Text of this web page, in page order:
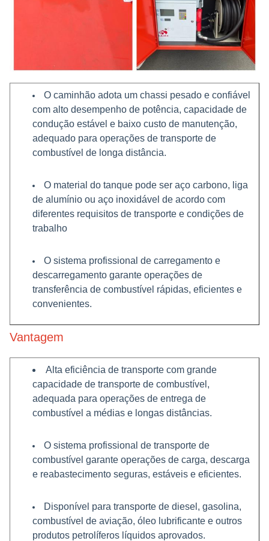
O caminhão adota um chassi pesado e confiável
com alto desempenho de potência, capacidade de
condução estável e baixo custo de manutenção,
adequado para operações de transporte de
combustível de longa distância.
O material do tanque pode ser aço carbono, liga
de alumínio ou aço inoxidável de acordo com
diferentes requisitos de transporte e condições de
trabalho
O sistema profissional de carregamento e
descarregamento garante operações de
transferência de combustível rápidas, eficientes e
convenientes.
Vantagem
Alta eficiência de transporte com grande
capacidade de transporte de combustível,
adequada para operações de entrega de
combustível a médias e longas distâncias.
O sistema profissional de transporte de
combustível garante operações de carga, descarga
e reabastecimento seguras, estáveis e eficientes.
Disponível para transporte de diesel, gasolina,
combustível de aviação, óleo lubrificante e outros
produtos petrolíferos líquidos aprovados.